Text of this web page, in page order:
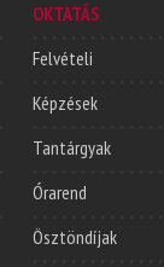
OKTATÁS
Felvételi
Képzések
Tantárgyak
Órarend
Ösztöndíjak